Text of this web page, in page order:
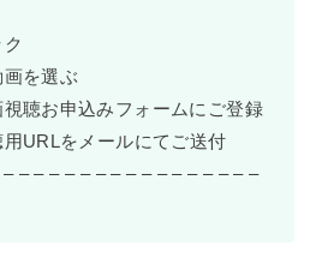
を選ぶ
聴お申込みフォームにご登録
URLをメールにてご送付
– – – – – – – – – – – – – – – –